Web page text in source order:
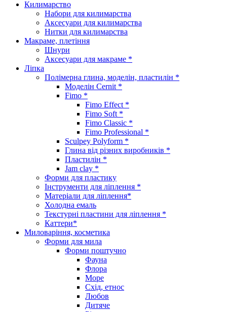
Килимарство
Набори для килимарства
Аксесуари для килимарства
Нитки для килимарства
Макраме, плетіння
Шнури
Аксесуари для макраме *
Ліпка
Полімерна глина, моделін, пластилін *
Моделін Cernit *
Fimo *
Fimo Effect *
Fimo Soft *
Fimo Classic *
Fimo Professional *
Sculpey Polyform *
Глина від різних виробників *
Пластилін *
Jam clay *
Форми для пластику
Інструменти для ліплення *
Матеріали для ліплення*
Холодна емаль
Текстурні пластини для ліплення *
Каттери*
Миловаріння, косметика
Форми для мила
Форми поштучно
Фауна
Флора
Море
Схід, етнос
Любов
Дитяче